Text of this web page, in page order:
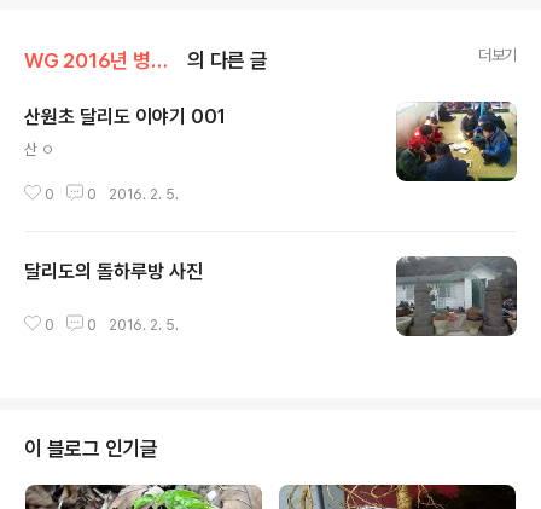
WG 2016년 병신년 기록 의 다른 글 더보기
산원초 달리도 이야기 001
산 ㅇ
0 0 2016. 2. 5.
달리도의 돌하루방 사진
0 0 2016. 2. 5.
이 블로그 인기글